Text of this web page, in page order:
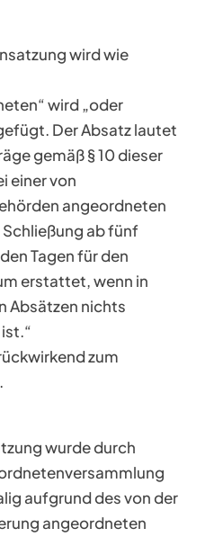
wird wie
wird „oder
Der Absatz lautet
gemäß § 10 dieser
einer von
angeordneten
ab fünf
Tagen für den
erstattet, wenn in
Absätzen nichts
zum
wurde durch
aufgrund des von der
angeordneten